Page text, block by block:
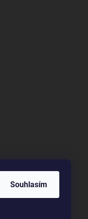
Souhlasím